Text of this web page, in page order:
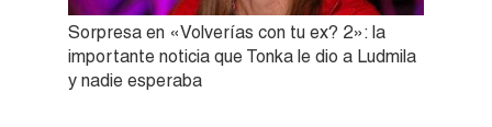
Sorpresa en «Volverías con tu ex? 2»: la
importante noticia que Tonka le dio a Ludmila
y nadie esperaba